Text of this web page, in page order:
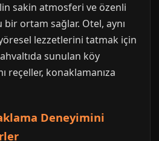
sakin atmosferi ve özenli
ortam sağlar. Otel, aynı
lezzetlerini tatmak için
sunulan köy
reçeller, konaklamanıza
Deneyimini